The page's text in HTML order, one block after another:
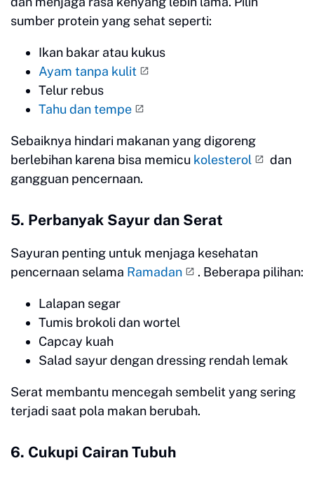
sumber protein yang sehat seperti:
Ikan bakar atau kukus
Ayam tanpa kulit
Telur rebus
Tahu dan tempe
Sebaiknya hindari makanan yang digoreng
berlebihan karena bisa memicu kolesterol
dan
gangguan pencernaan.
5. Perbanyak Sayur dan Serat
Sayuran penting untuk menjaga kesehatan
pencernaan selama Ramadan . Beberapa pilihan:
Lalapan segar
Tumis brokoli dan wortel
Capcay kuah
Salad sayur dengan dressing rendah lemak
Serat membantu mencegah sembelit yang sering
terjadi saat pola makan berubah.
6. Cukupi Cairan Tubuh